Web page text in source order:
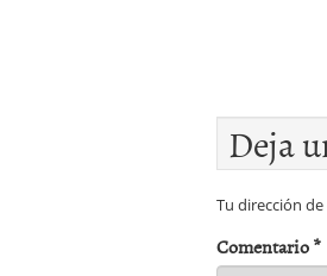
Deja
Tu dirección
Comentario*